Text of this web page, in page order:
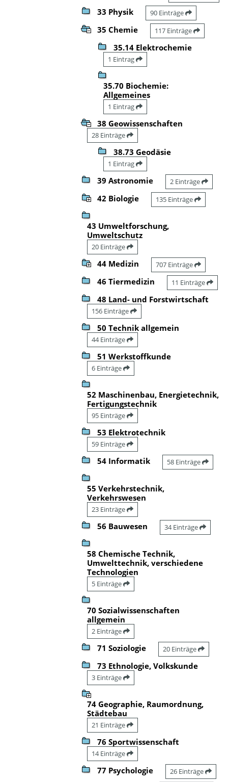
33 Physik 90 Einträge
35 Chemie 117 Einträge
35.14 Elektrochemie
1 Eintrag
35.70 Biochemie:
Allgemeines
1 Eintrag
38 Geowissenschaften
28 Einträge
38.73 Geodäsie
1 Eintrag
39 Astronomie 2 Einträge
42 Biologie 135 Einträge
43 Umweltforschung,
Umweltschutz
20 Einträge
44 Medizin 707 Einträge
46 Tiermedizin 11 Einträge
48 Land- und Forstwirtschaft
156 Einträge
50 Technik allgemein
44 Einträge
51 Werkstoffkunde
6 Einträge
52 Maschinenbau, Energietechnik,
Fertigungstechnik
95 Einträge
53 Elektrotechnik
59 Einträge
54 Informatik 58 Einträge
55 Verkehrstechnik,
Verkehrswesen
23 Einträge
56 Bauwesen 34 Einträge
58 Chemische Technik,
Umwelttechnik, verschiedene
Technologien
5 Einträge
70 Sozialwissenschaften
allgemein
2 Einträge
71 Soziologie 20 Einträge
73 Ethnologie, Volkskunde
3 Einträge
74 Geographie, Raumordnung,
Städtebau
21 Einträge
76 Sportwissenschaft
14 Einträge
77 Psychologie 26 Einträge